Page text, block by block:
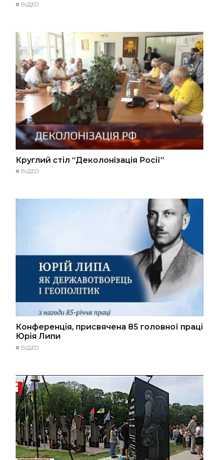
# ВІДЕО
Круглий стіл “Деколонізація Росії”
# ВІДЕО
Конференція, присвячена 85 головної праці
Юрія Липи
# ВІДЕО